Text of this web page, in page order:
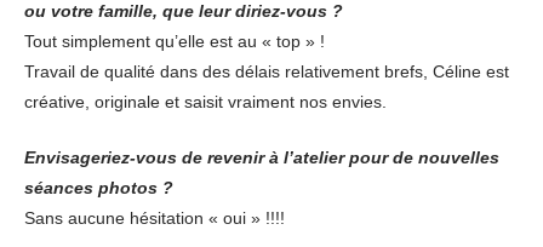
ou votre famille, que leur diriez-vous ?
Tout simplement qu’elle est au « top » !
Travail de qualité dans des délais relativement brefs, Céline est
créative, originale et saisit vraiment nos envies.
Envisageriez-vous de revenir à l’atelier pour de nouvelles
séances photos ?
Sans aucune hésitation « oui » !!!!